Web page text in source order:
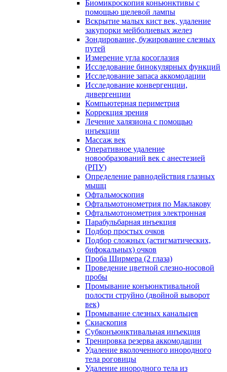
Биомикроскопия коньюнктивы с
помощью щелевой лампы
Вскрытие малых кист век, удаление
закупорки мейболиевых желез
Зондирование, бужирование слезных
путей
Измерение угла косоглазия
Исследование бинокулярных функций
Исследование запаса аккомодации
Исследование конвергенции,
дивергенции
Компьютерная периметрия
Коррекция зрения
Лечение халязиона с помощью
инъекции
Массаж век
Оперативное удаление
новообразований век с анестезией
(РПУ)
Определение равнодействия глазных
мышц
Офтальмоскопия
Офтальмотонометрия по Маклакову
Офтальмотонометрия электронная
Парабульбарная инъекция
Подбор простых очков
Подбор сложных (астигматических,
бифокальных) очков
Проба Ширмера (2 глаза)
Проведение цветной слезно-носовой
пробы
Промывание конъюнктивальной
полости струйно (двойной выворот
век)
Промывание слезных канальцев
Скиаскопия
Субконъюнктивальная инъекция
Тренировка резерва аккомодации
Удаление вколоченного инородного
тела роговицы
Удаление инородного тела из